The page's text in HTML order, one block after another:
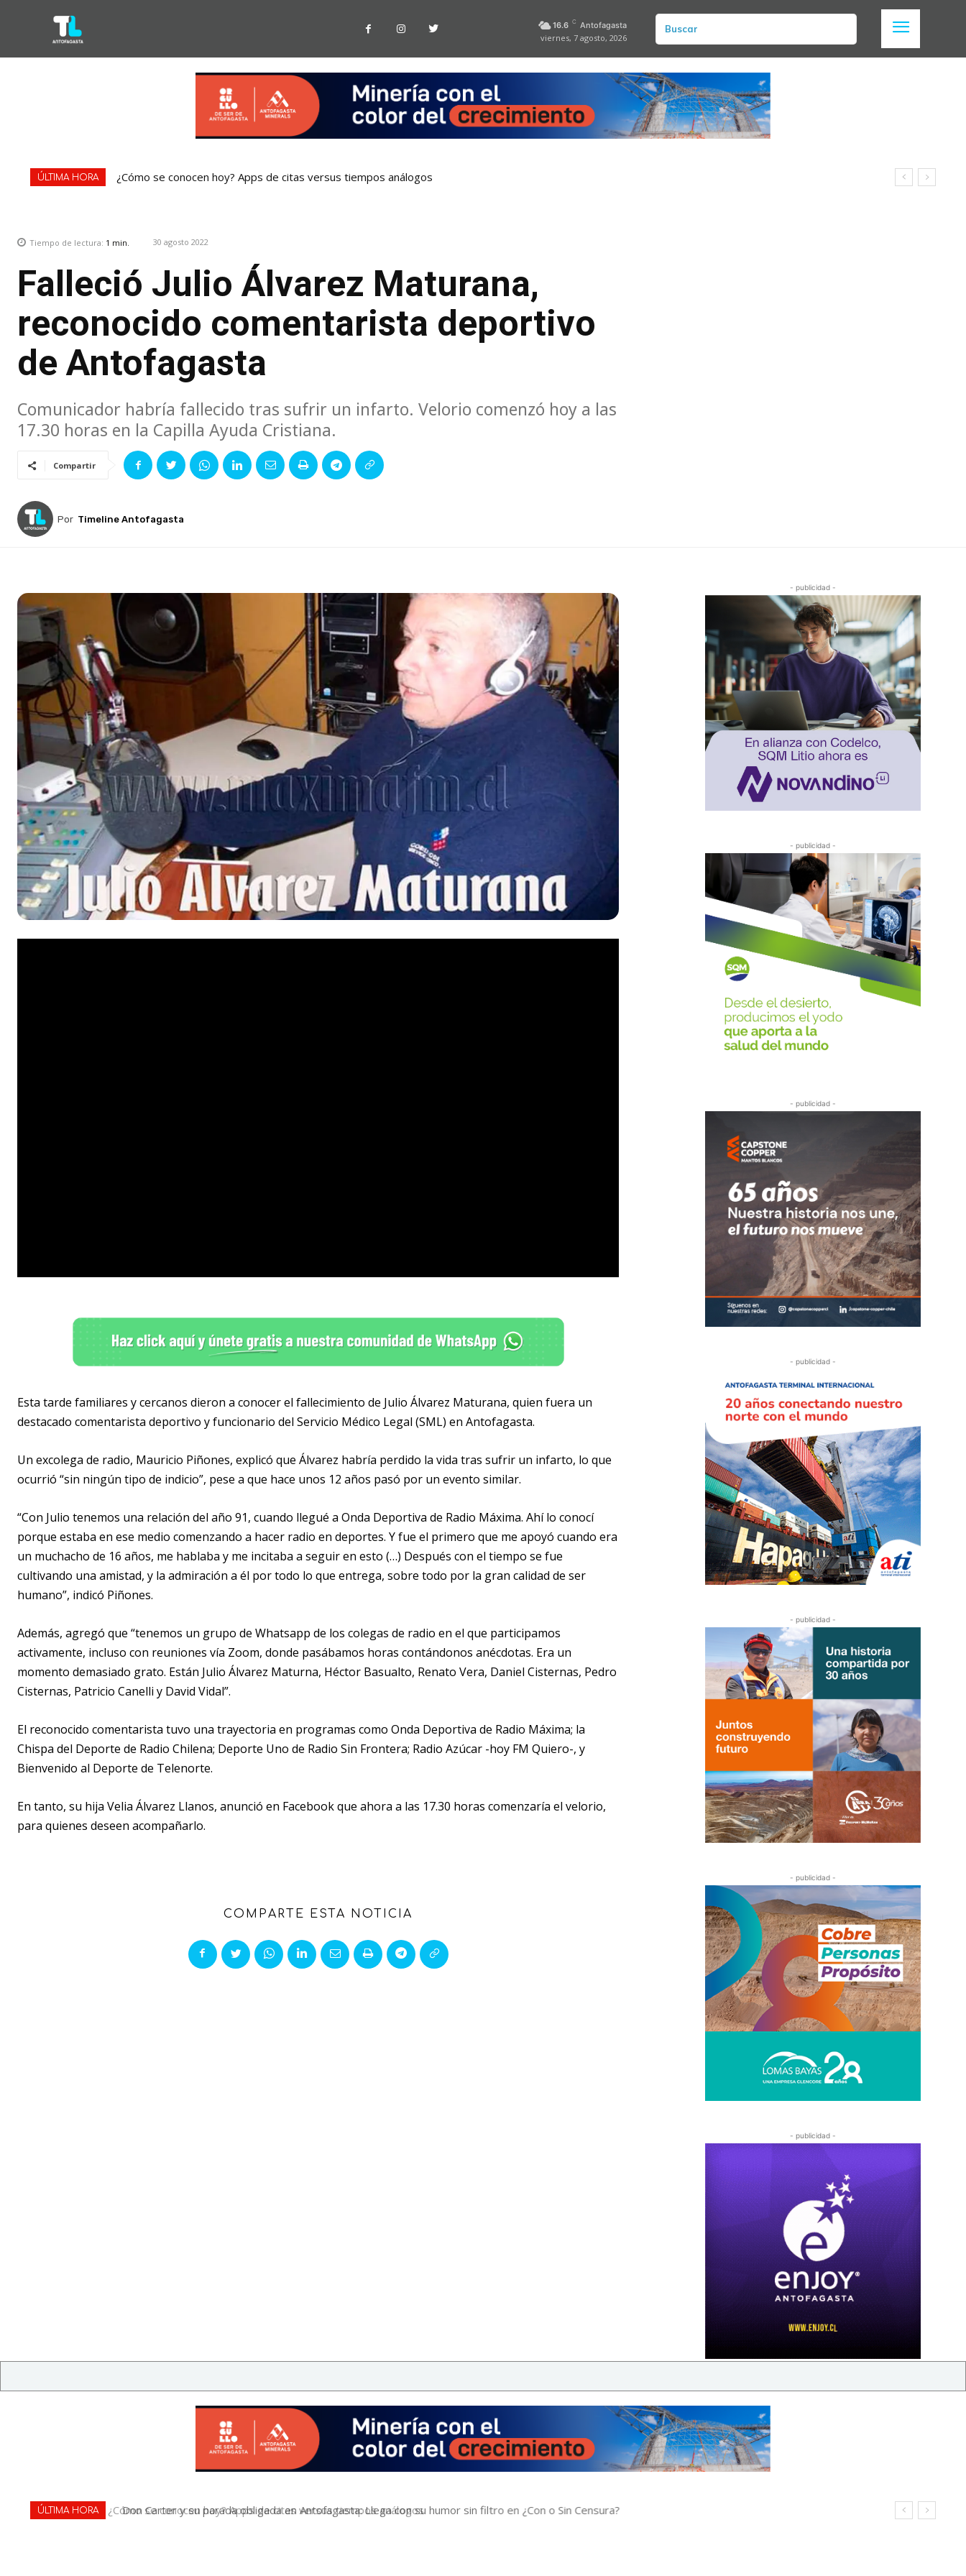
16.6 C Antofagasta
viernes, 7 agosto, 2026
Buscar
ÚLTIMA HORA ¿Cómo se conocen hoy? Apps de citas versus tiempos análogos
Tiempo de lectura: 1 min. 30 agosto 2022
Falleció Julio Álvarez Maturana,
reconocido comentarista deportivo
de Antofagasta
Comunicador habría fallecido tras sufrir un infarto. Velorio comenzó hoy a las
17.30 horas en la Capilla Ayuda Cristiana.
Compartir
Por Timeline Antofagasta
Esta tarde familiares y cercanos dieron a conocer el fallecimiento de Julio Álvarez Maturana, quien fuera un
destacado comentarista deportivo y funcionario del Servicio Médico Legal (SML) en Antofagasta.
Un excolega de radio, Mauricio Piñones, explicó que Álvarez habría perdido la vida tras sufrir un infarto, lo que
ocurrió “sin ningún tipo de indicio”, pese a que hace unos 12 años pasó por un evento similar.
“Con Julio tenemos una relación del año 91, cuando llegué a Onda Deportiva de Radio Máxima. Ahí lo conocí
porque estaba en ese medio comenzando a hacer radio en deportes. Y fue el primero que me apoyó cuando era
un muchacho de 16 años, me hablaba y me incitaba a seguir en esto (…) Después con el tiempo se fue
cultivando una amistad, y la admiración a él por todo lo que entrega, sobre todo por la gran calidad de ser
humano”, indicó Piñones.
Además, agregó que “tenemos un grupo de Whatsapp de los colegas de radio en el que participamos
activamente, incluso con reuniones vía Zoom, donde pasábamos horas contándonos anécdotas. Era un
momento demasiado grato. Están Julio Álvarez Maturna, Héctor Basualto, Renato Vera, Daniel Cisternas, Pedro
Cisternas, Patricio Canelli y David Vidal”.
El reconocido comentarista tuvo una trayectoria en programas como Onda Deportiva de Radio Máxima; la
Chispa del Deporte de Radio Chilena; Deporte Uno de Radio Sin Frontera; Radio Azúcar -hoy FM Quiero-, y
Bienvenido al Deporte de Telenorte.
En tanto, su hija Velia Álvarez Llanos, anunció en Facebook que ahora a las 17.30 horas comenzaría el velorio,
para quienes deseen acompañarlo.
COMPARTE ESTA NOTICIA
- publicidad -
- publicidad -
- publicidad -
- publicidad -
- publicidad -
- publicidad -
- publicidad -